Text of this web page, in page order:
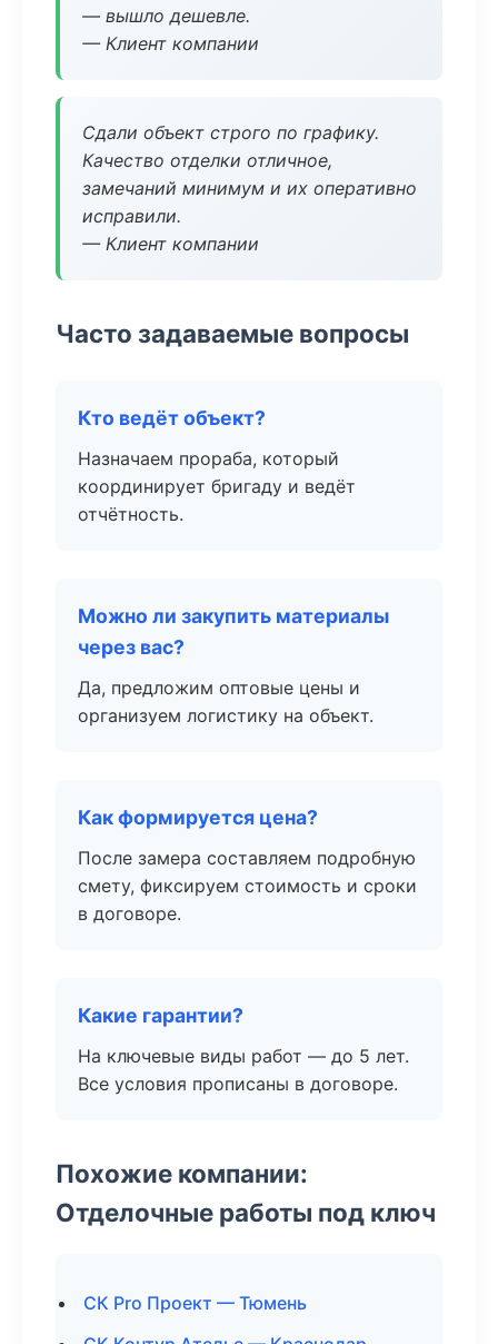
— вышло дешевле.
— Клиент компании
Сдали объект строго по графику.
Качество отделки отличное,
замечаний минимум и их оперативно
исправили.
— Клиент компании
Часто задаваемые вопросы
Кто ведёт объект?
Назначаем прораба, который
координирует бригаду и ведёт
отчётность.
Можно ли закупить материалы
через вас?
Да, предложим оптовые цены и
организуем логистику на объект.
Как формируется цена?
После замера составляем подробную
смету, фиксируем стоимость и сроки
в договоре.
Какие гарантии?
На ключевые виды работ — до 5 лет.
Все условия прописаны в договоре.
Похожие компании:
Отделочные работы под ключ
СК Pro Проект — Тюмень